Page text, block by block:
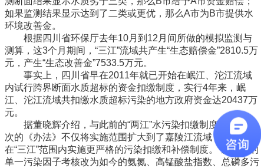
如果监测结果显示达到了二类或更优，那么A市为B市提供水
环境改善金。
根据四川省环保厅去年10月到12月间所做的模拟监测与
测算，这3个月期间，“三江”流域共产生“生态赔偿金”2810.5万
元，产生“生态改善金”7533.5万元。
事实上，四川省早在2011年就已开始在岷江、沱江流域
内试行跨界断面水质超标的资金扣缴制度，实行4年来，岷
江、沱江流域共扣缴水质超标污染的地方政府资金达20437万
元。
据董晓辉介绍，与此前的“两江”水污染扣缴制度相比，这
次的《办法》不仅将实施范围扩大到了嘉陵江流域，还将
在“三江”范围内实施更严格的污染扣缴和补偿制度。“从此前的
单一污染因子考核改为如今的氨氮、高锰酸盐指数、总磷多污